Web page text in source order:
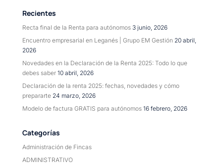
Recientes
Recta final de la Renta para autónomos 3 junio, 2026
Encuentro empresarial en Leganés | Grupo EM Gestión 20 abril,
2026
Novedades en la Declaración de la Renta 2025: Todo lo que
debes saber 10 abril, 2026
Declaración de la renta 2025: fechas, novedades y cómo
prepararte 24 marzo, 2026
Modelo de factura GRATIS para autónomos 16 febrero, 2026
Categorías
Administración de Fincas
ADMINISTRATIVO